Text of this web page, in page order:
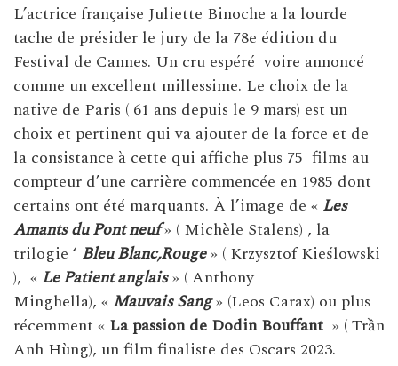
L’actrice française Juliette Binoche a la lourde
tache de présider le jury de la 78e édition du
Festival de Cannes. Un cru espéré voire annoncé
comme un excellent millessime. Le choix de la
native de Paris ( 61 ans depuis le 9 mars) est un
choix et pertinent qui va ajouter de la force et de
la consistance à cette qui affiche plus 75 films au
compteur d’une carrière commencée en 1985 dont
certains ont été marquants. À l’image de « Les
Amants du Pont neuf» ( Michèle Stalens) , la
trilogie ‘ Bleu Blanc,Rouge» ( Krzysztof Kieślowski
), « Le Patient anglais» ( Anthony
Minghella), « Mauvais Sang» (Leos Carax) ou plus
récemment « La passion de Dodin Bouffant » ( Trần
Anh Hùng), un film finaliste des Oscars 2023.